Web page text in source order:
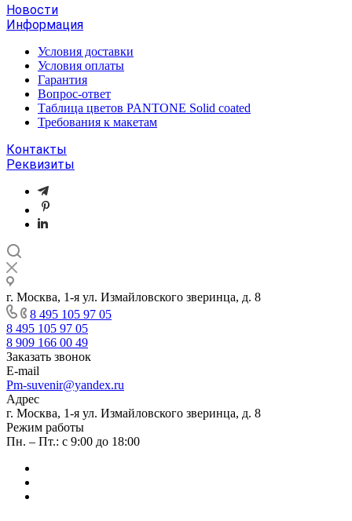
Новости
Информация
Условия доставки
Условия оплаты
Гарантия
Вопрос-ответ
Таблица цветов PANTONE Solid coated
Требования к макетам
Контакты
Реквизиты
г. Москва, 1-я ул. Измайловского зверинца, д. 8
8 495 105 97 05
8 495 105 97 05
8 909 166 00 49
Заказать звонок
E-mail
Pm-suvenir@yandex.ru
Адрес
г. Москва, 1-я ул. Измайловского зверинца, д. 8
Режим работы
Пн. – Пт.: с 9:00 до 18:00